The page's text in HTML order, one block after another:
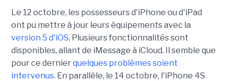
Le 12 octobre, les possesseurs d'iPhone ou d'iPad
ont pu mettre à jour leurs équipements avec la
version 5 d'iOS. Plusieurs fonctionnalités sont
disponibles, allant de iMessage à iCloud. Il semble que
pour ce dernierquelques problèmes soient
intervenus. En parallèle, le 14 octobre, l'iPhone 4S